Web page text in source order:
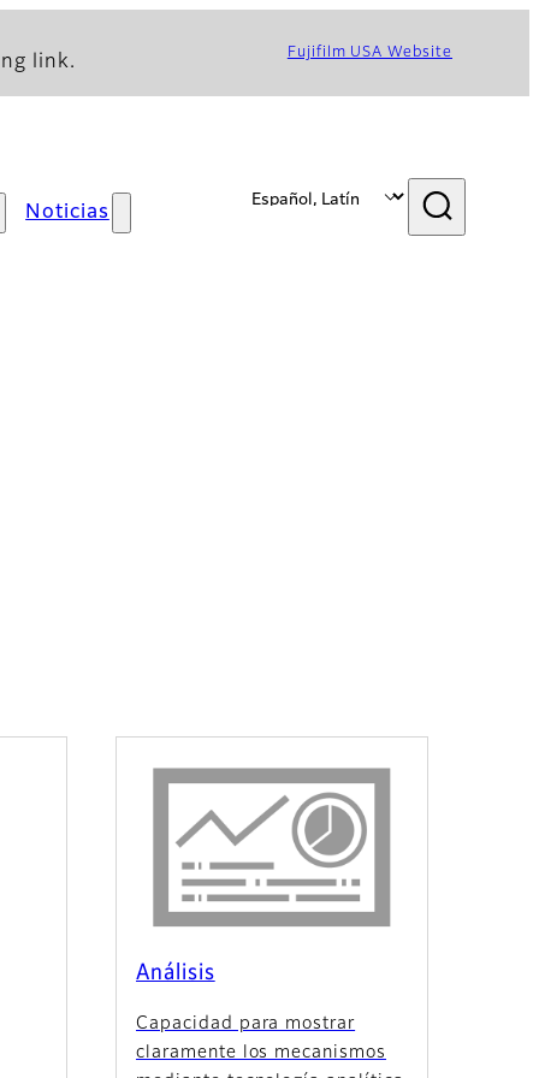
link. Fujifilm USA Website
Noticias
Análisis
Capacidad para mostrar
claramente los mecanismos